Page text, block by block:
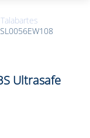
Talabartes
Ultrasafe